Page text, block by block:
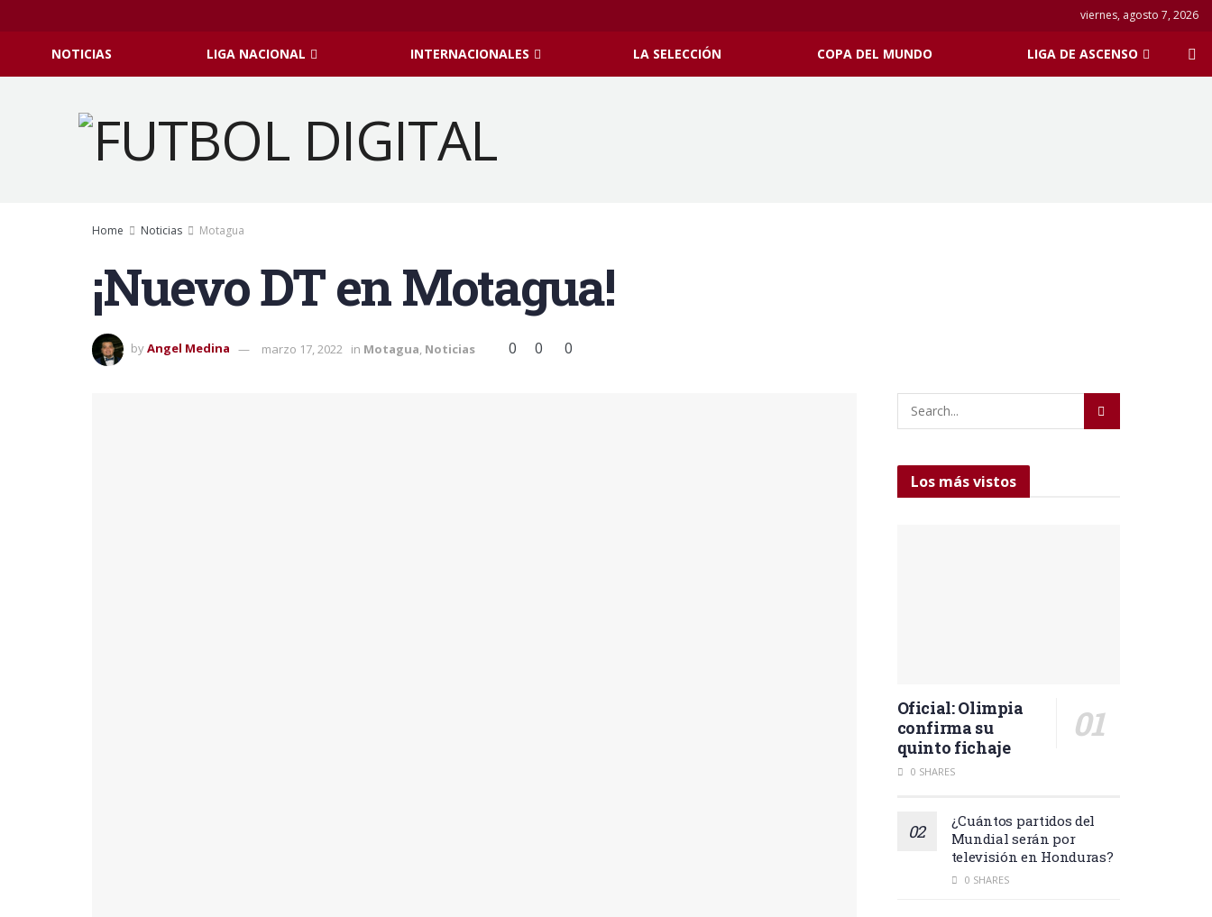
viernes, agosto 7, 2026
NOTICIAS LIGA NACIONAL INTERNACIONALES LA SELECCIÓN COPA DEL MUNDO LIGA DE ASCENSO
Home Noticias Motagua
¡Nuevo DT en Motagua!
byAngel Medina marzo 17, 2022 in Motagua Noticias 0 0 0
Los más vistos
Oficial: Olimpia
confirma su
quinto fichaje
0 SHARES
¿Cuántos partidos del
Mundial serán por
televisión en Honduras?
0 SHARES